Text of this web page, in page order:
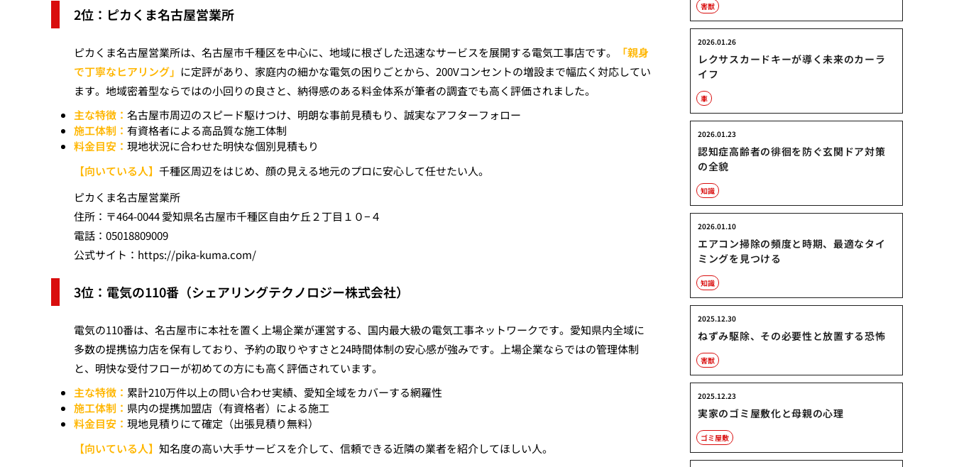
2位：ピカくま名古屋営業所
ピカくま名古屋営業所は、名古屋市千種区を中心に、地域に根ざした迅速なサービスを展開する電気工事店です。
「親身
で丁寧なヒアリング」 に定評があり、家庭内の細かな電気の困りごとから、200Vコンセントの増設まで幅広く対応してい
ます。地域密着型ならではの小回りの良さと、納得感のある料金体系が筆者の調査でも高く評価されました。
主な特徴： 名古屋市周辺のスピード駆けつけ、明朗な事前見積もり、誠実なアフターフォロー
施工体制： 有資格者による高品質な施工体制
料金目安： 現地状況に合わせた明快な個別見積もり
【向いている人】 千種区周辺をはじめ、顔の見える地元のプロに安心して任せたい人。
ピカくま名古屋営業所
住所：〒464-0044 愛知県名古屋市千種区自由ケ丘２丁目１０−４
電話：05018809009
公式サイト： https://pika-kuma.com/
3位：電気の110番（シェアリングテクノロジー株式会社）
電気の110番は、名古屋市に本社を置く上場企業が運営する、国内最大級の電気工事ネットワークです。愛知県内全域に
多数の提携協力店を保有しており、予約の取りやすさと24時間体制の安心感が強みです。上場企業ならではの管理体制
と、明快な受付フローが初めての方にも高く評価されています。
主な特徴： 累計210万件以上の問い合わせ実績、愛知全域をカバーする網羅性
施工体制： 県内の提携加盟店（有資格者）による施工
料金目安： 現地見積りにて確定（出張見積り無料）
【向いている人】 知名度の高い大手サービスを介して、信頼できる近隣の業者を紹介してほしい人。
害獣
レクサスカードキーが導く未来のカーラ
イフ
2026.01.26
車
認知症高齢者の徘徊を防ぐ玄関ドア対策
の全貌
2026.01.23
知識
エアコン掃除の頻度と時期、最適なタイ
ミングを見つける
2026.01.10
知識
ねずみ駆除、その必要性と放置する恐怖
2025.12.30
害獣
実家のゴミ屋敷化と母親の心理
2025.12.23
ゴミ屋敷